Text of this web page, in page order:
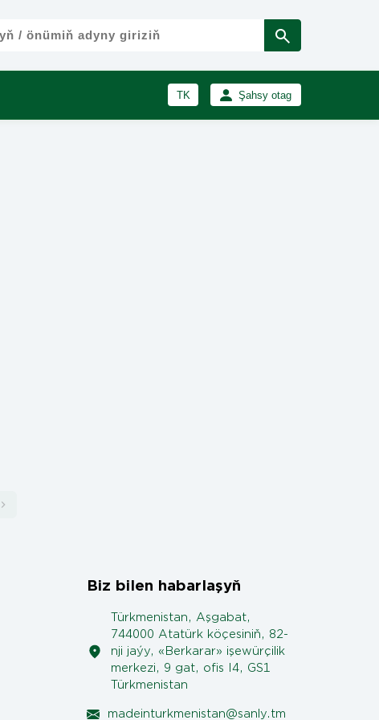
TK
RU
Şahsy otag
Biz bilen habarlaşyň
Türkmenistan, Aşgabat,
744000 Atatürk köçesiniň, 82-
nji jaýy, «Berkarar» işewürçilik
merkezi, 9 gat, ofis I4, GS1
Türkmenistan
madeinturkmenistan@sanly.tm